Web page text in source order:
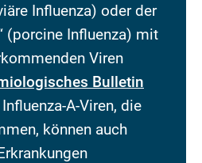
Influenza) oder der
(porcine Influenza) mit
Viren
Bulletin
A-Viren, die
können auch